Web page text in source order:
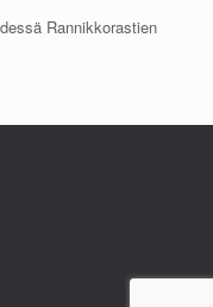
Rannikkorastien